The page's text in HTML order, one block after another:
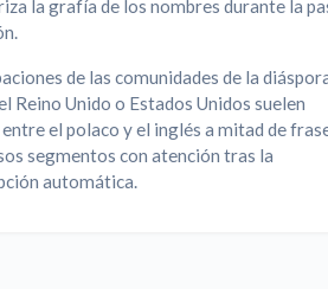
la grafía de los nombres durante la
de las comunidades de la
Reino Unido o Estados Unidos suelen
el polaco y el inglés a mitad de
segmentos con atención tras la
automática.